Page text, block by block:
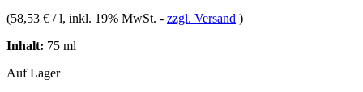
(58,53 € / l, inkl. 19% MwSt. - zzgl. Versand )
Inhalt: 75 ml
Auf Lager